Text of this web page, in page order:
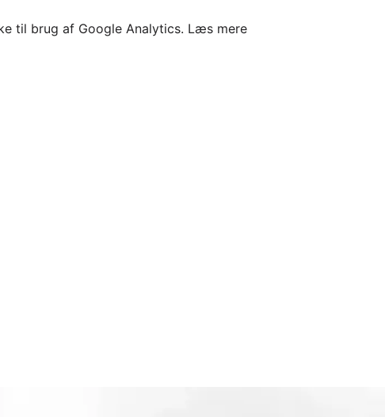
til brug af Google Analytics. Læs mere